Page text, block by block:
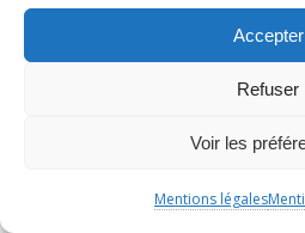
Accepter
Refuser
Voir les
Mentions légales